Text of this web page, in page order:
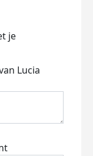
je
Lucia